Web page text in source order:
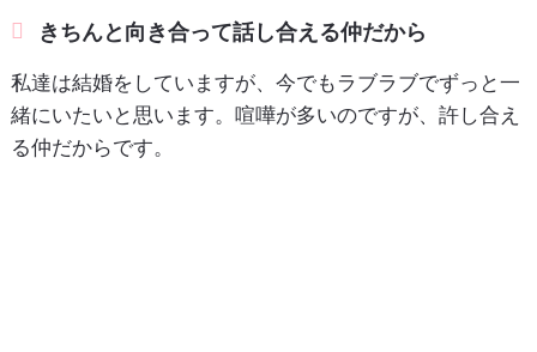
きちんと向き合って話し合える仲だから
私達は結婚をしていますが、今でもラブラブでずっと一
緒にいたいと思います。喧嘩が多いのですが、許し合え
る仲だからです。